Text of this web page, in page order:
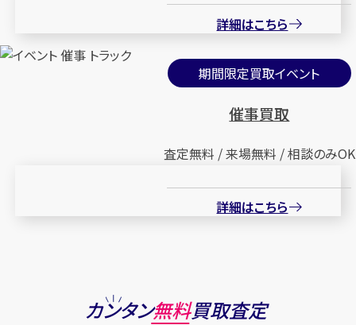
詳細はこちら
期間限定買取イベント
催事買取
査定無料 / 来場無料 / 相談のみOK
詳細はこちら
カンタン無料買取査定